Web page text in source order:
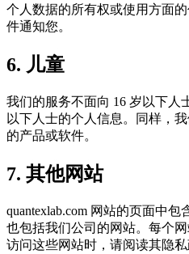
个人数据的所有权或使用方面
件通知您。
6. 儿童
我们的服务不面向 16 岁以下人
以下人士的个人信息。同样，
的产品或软件。
7. 其他网站
quantexlab.com 网站的页面中
也包括我们公司的网站。每个
访问这些网站时，请阅读其隐私